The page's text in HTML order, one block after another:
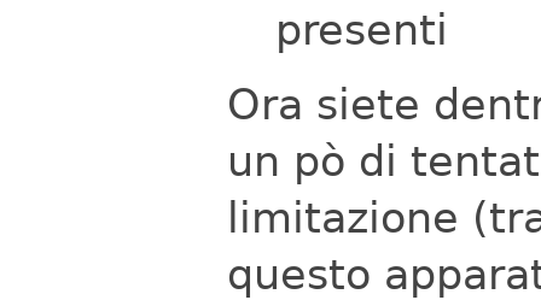
presenti
Ora siete
un pò di
limitazione
questo